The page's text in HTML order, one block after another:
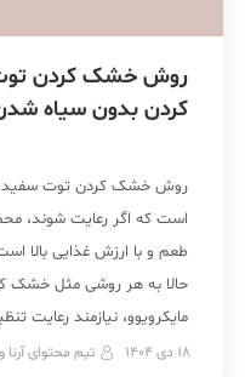
کردن بدون سیاه
روش خشک کردن توت سفید
است که اگر رعایت شوند،
طعم و با ارزش غذایی بالا
حالا به هر روشی مثل خشک
مایکرویوو، نیازمند رعایت
18 دی 1404 تیم محتوای آرنا